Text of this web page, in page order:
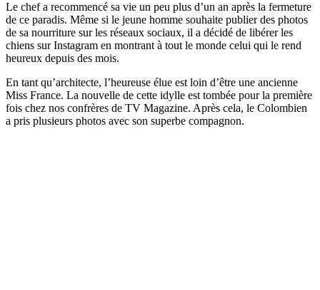
Le chef a recommencé sa vie un peu plus d’un an après la fermeture
de ce paradis. Même si le jeune homme souhaite publier des photos
de sa nourriture sur les réseaux sociaux, il a décidé de libérer les
chiens sur Instagram en montrant à tout le monde celui qui le rend
heureux depuis des mois.
En tant qu’architecte, l’heureuse élue est loin d’être une ancienne
Miss France. La nouvelle de cette idylle est tombée pour la première
fois chez nos confrères de TV Magazine. Après cela, le Colombien
a pris plusieurs photos avec son superbe compagnon.